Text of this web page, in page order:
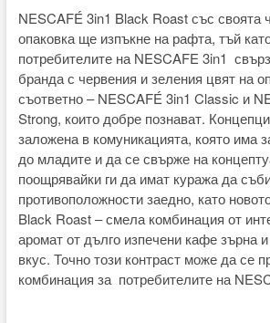
NESCAFÉ 3in1 Black Roast със своята
опаковка ще изпъкне на рафта, тъй
потребителите на NESCAFE 3in1
бранда с червения и зеления цвят на
съответно – NESCAFÉ 3in1 Classic и
Strong, които добре познават.
заложена в комуникацията, която има
до младите и да се свърже на
поощрявайки ги да имат куража да
противоположности заедно, като
Black Roast – смела комбинация от
аромат от дълго изпечени кафе зърна
вкус. Точно този контраст може да се
комбинация за потребителите на